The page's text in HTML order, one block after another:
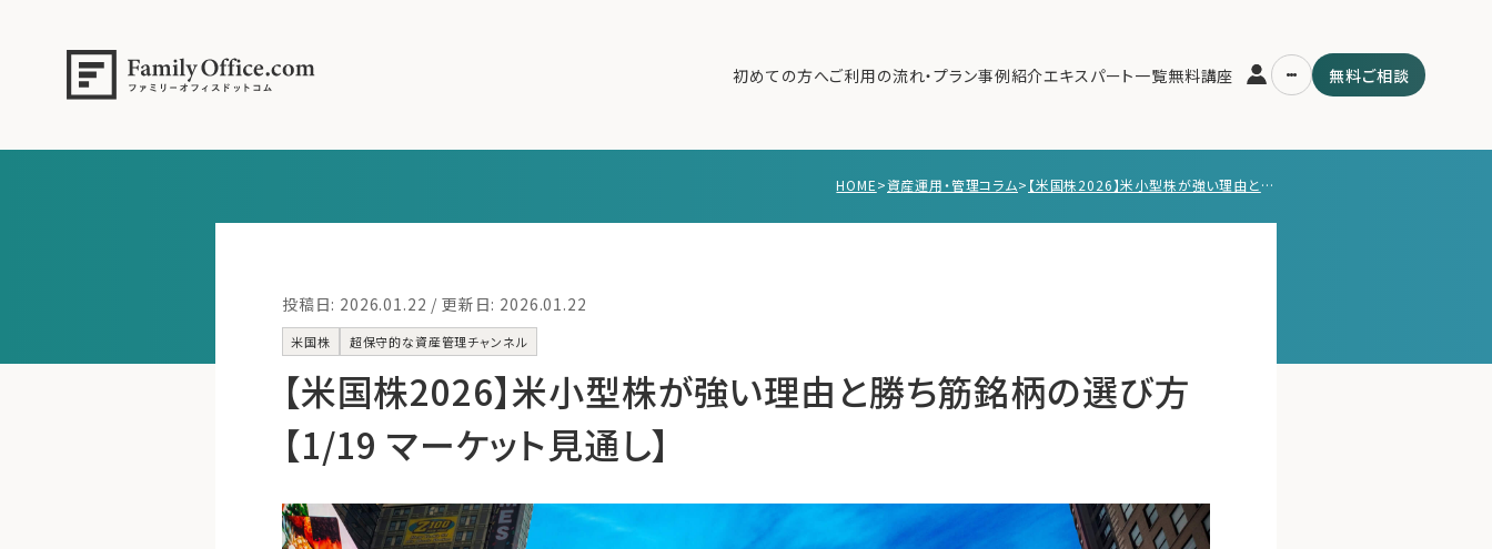
初めての方へご利用の流れ・プラン事例紹介エキスパート一覧無料講座 無料ご相談
HOME>資産運用・管理コラム> 【米国株2026】米小型株が強い理由と勝ち筋銘柄の選び方【1/19 マーケット見通し】
投稿日: 2026.01.22 / 更新日: 2026.01.22
米国株 超保守的な資産管理チャンネル
【米国株2026】米小型株が強い理由と勝ち筋銘柄の選び方
【1/19 マーケット見通し】